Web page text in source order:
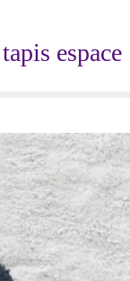
tapis espace